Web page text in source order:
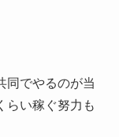
同でやるのが当
らい稼ぐ努力も